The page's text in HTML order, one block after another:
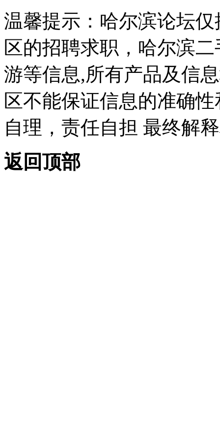
温馨提示：哈尔滨论坛
区的招聘求职，哈尔滨
游等信息,所有产品及信
区不能保证信息的准确
自理，责任自担 最终解
返回顶部